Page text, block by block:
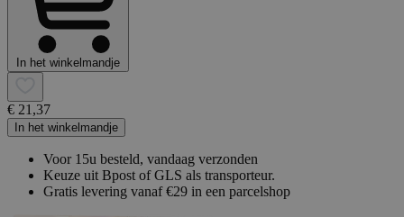
In het winkelmandje
€ 21,37
In het winkelmandje
Voor 15u besteld, vandaag verzonden
Keuze uit Bpost of GLS als transporteur.
Gratis levering vanaf €29 in een parcelshop